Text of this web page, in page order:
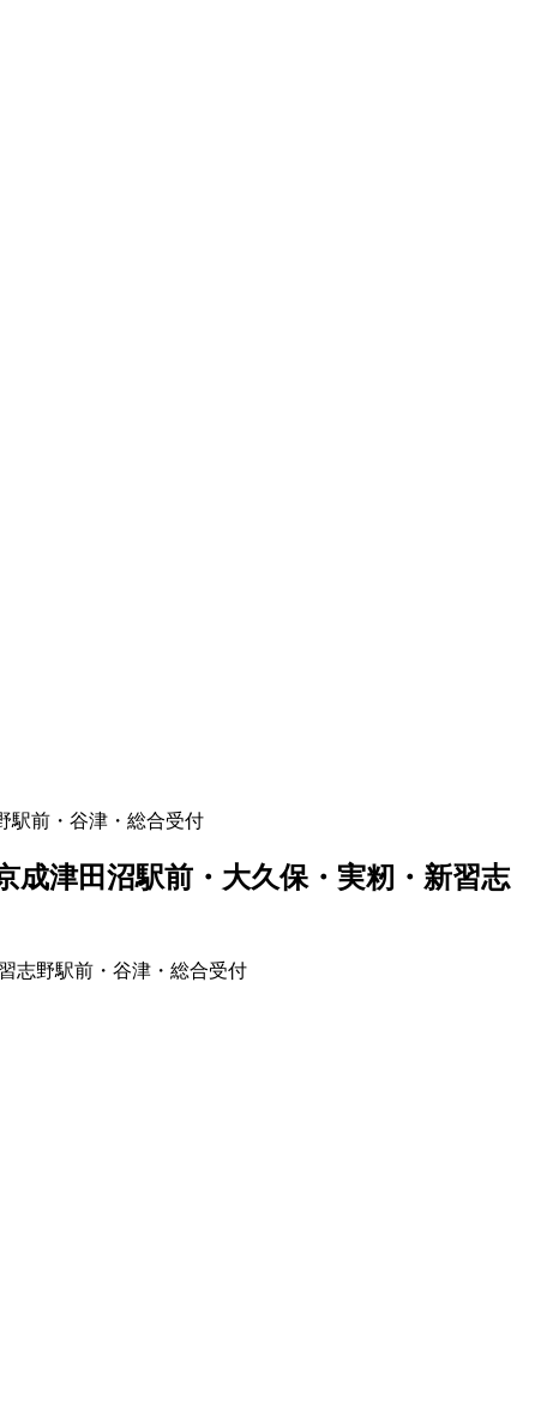
駅前・谷津・総合受付
津田沼駅前・大久保・実籾・新習志